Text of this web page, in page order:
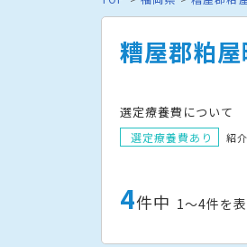
糟屋郡粕
選定療養費について
選定療養費あり
紹
4件中 1〜4件を